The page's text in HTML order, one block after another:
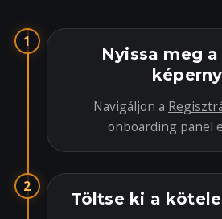
1
Nyissa meg
Navigáljon a
onboarding panel
2
Töltse ki a